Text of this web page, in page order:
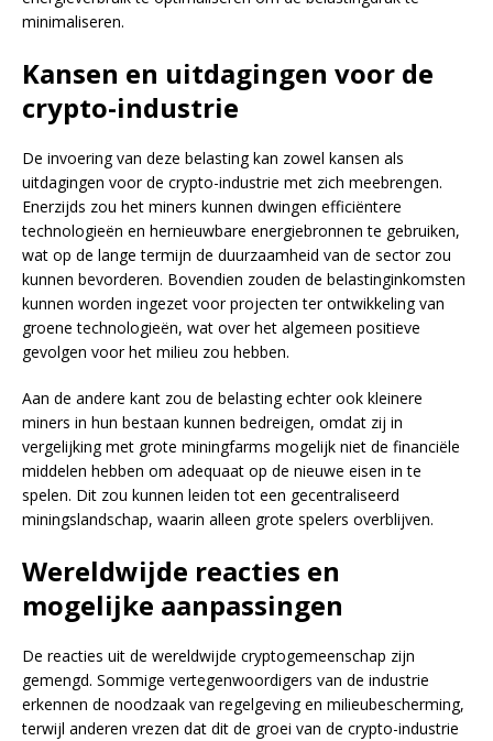
minimaliseren.
Kansen en uitdagingen voor de
crypto-industrie
De invoering van deze belasting kan zowel kansen als
uitdagingen voor de crypto-industrie met zich meebrengen.
Enerzijds zou het miners kunnen dwingen efficiëntere
technologieën en hernieuwbare energiebronnen te gebruiken,
wat op de lange termijn de duurzaamheid van de sector zou
kunnen bevorderen. Bovendien zouden de belastinginkomsten
kunnen worden ingezet voor projecten ter ontwikkeling van
groene technologieën, wat over het algemeen positieve
gevolgen voor het milieu zou hebben.
Aan de andere kant zou de belasting echter ook kleinere
miners in hun bestaan kunnen bedreigen, omdat zij in
vergelijking met grote miningfarms mogelijk niet de financiële
middelen hebben om adequaat op de nieuwe eisen in te
spelen. Dit zou kunnen leiden tot een gecentraliseerd
miningslandschap, waarin alleen grote spelers overblijven.
Wereldwijde reacties en
mogelijke aanpassingen
De reacties uit de wereldwijde cryptogemeenschap zijn
gemengd. Sommige vertegenwoordigers van de industrie
erkennen de noodzaak van regelgeving en milieubescherming,
terwijl anderen vrezen dat dit de groei van de crypto-industrie